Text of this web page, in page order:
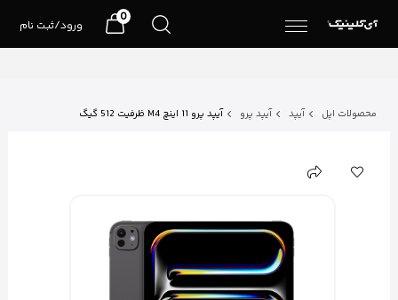
ورود/ثبت نام
0
محصولات اپل آیپد آیپد پرو آیپد پرو 11 اینچ M4 ظرفیت 512 گیگ